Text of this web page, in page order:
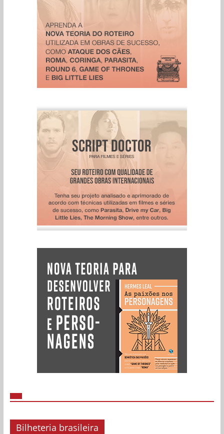
Bilheteria brasileira